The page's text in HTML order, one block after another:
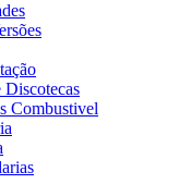
Combustivel